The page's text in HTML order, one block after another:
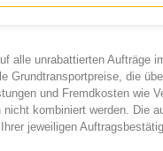
alle unrabattierten Aufträge
Grundtransportpreise, die
und Fremdkosten wie
nicht kombiniert werden. Die
jeweiligen